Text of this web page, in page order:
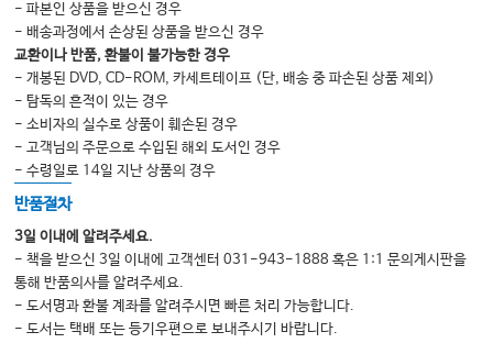
- 파본인 상품을 받으신 경우
- 배송과정에서 손상된 상품을 받으신 경우
교환이나 반품, 환불이 불가능한 경우
- 개봉된 DVD, CD-ROM, 카세트테이프 (단, 배송 중 파손된 상품 제외)
- 탐독의 흔적이 있는 경우
- 소비자의 실수로 상품이 훼손된 경우
- 고객님의 주문으로 수입된 해외 도서인 경우
- 수령일로 14일 지난 상품의 경우
반품절차
3일 이내에 알려주세요.
- 책을 받으신 3일 이내에 고객센터 031-943-1888 혹은 1:1 문의게시판을
통해 반품의사를 알려주세요.
- 도서명과 환불 계좌를 알려주시면 빠른 처리 가능합니다.
- 도서는 택배 또는 등기우편으로 보내주시기 바랍니다.